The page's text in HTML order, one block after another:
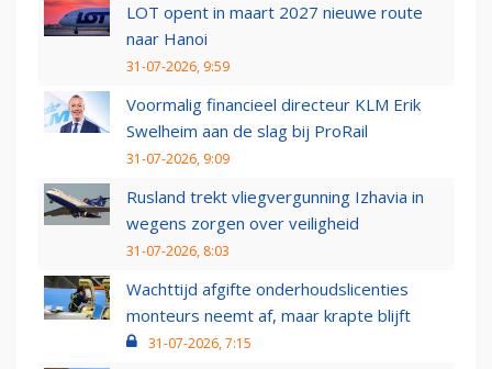
LOT opent in maart 2027 nieuwe route
naar Hanoi
31-07-2026, 9:59
Voormalig financieel directeur KLM Erik
Swelheim aan de slag bij ProRail
31-07-2026, 9:09
Rusland trekt vliegvergunning Izhavia in
wegens zorgen over veiligheid
31-07-2026, 8:03
Wachttijd afgifte onderhoudslicenties
monteurs neemt af, maar krapte blijft
31-07-2026, 7:15